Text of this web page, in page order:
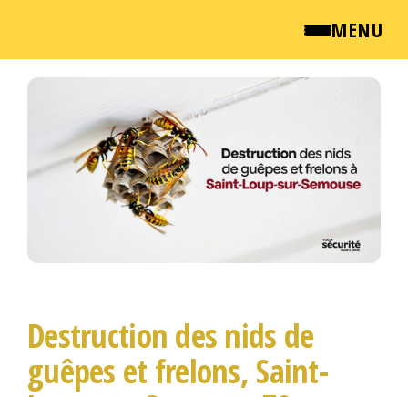
MENU
QUI SOMMES NOUS ?
NEWSROOM
Passer
Destruction des nids de
guêpes et frelons, Saint-